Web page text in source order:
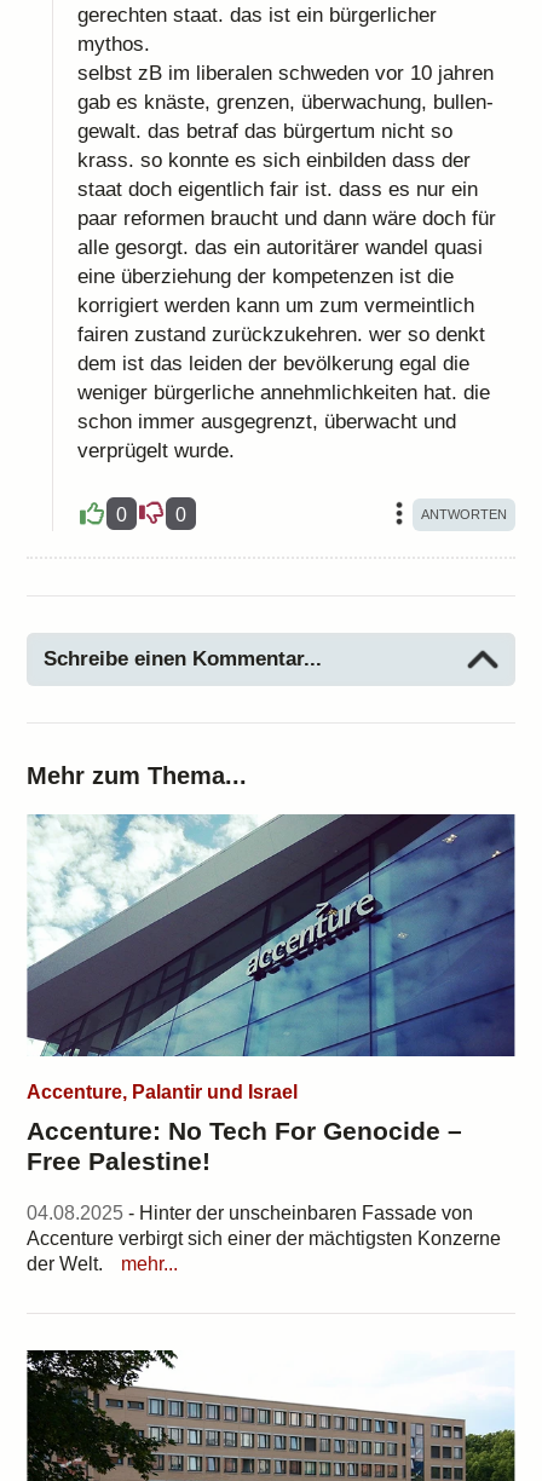
gerechten staat. das ist ein bürgerlicher
mythos.
selbst zB im liberalen schweden vor 10 jahren
gab es knäste, grenzen, überwachung, bullen-
gewalt. das betraf das bürgertum nicht so
krass. so konnte es sich einbilden dass der
staat doch eigentlich fair ist. dass es nur ein
paar reformen braucht und dann wäre doch für
alle gesorgt. das ein autoritärer wandel quasi
eine überziehung der kompetenzen ist die
korrigiert werden kann um zum vermeintlich
fairen zustand zurückzukehren. wer so denkt
dem ist das leiden der bevölkerung egal die
weniger bürgerliche annehmlichkeiten hat. die
schon immer ausgegrenzt, überwacht und
verprügelt wurde.
0 0
Schreibe einen Kommentar...
Mehr zum Thema...
Accenture, Palantir und Israel
Accenture: No Tech For Genocide –
Free Palestine!
04.08.2025 - Hinter der unscheinbaren Fassade von
Accenture verbirgt sich einer der mächtigsten Konzerne
der Welt.
mehr...